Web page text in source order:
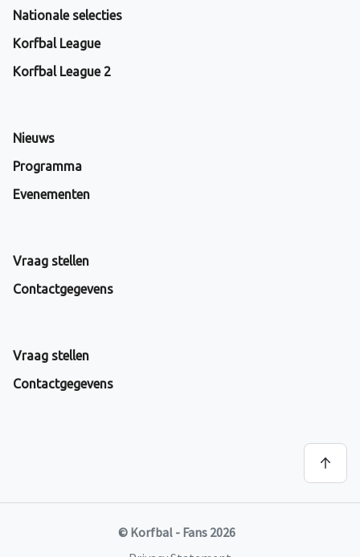
Nationale selecties
Korfbal League
Korfbal League 2
Nieuws
Programma
Evenementen
Vraag stellen
Contactgegevens
Vraag stellen
Contactgegevens
© Korfbal - Fans 2026